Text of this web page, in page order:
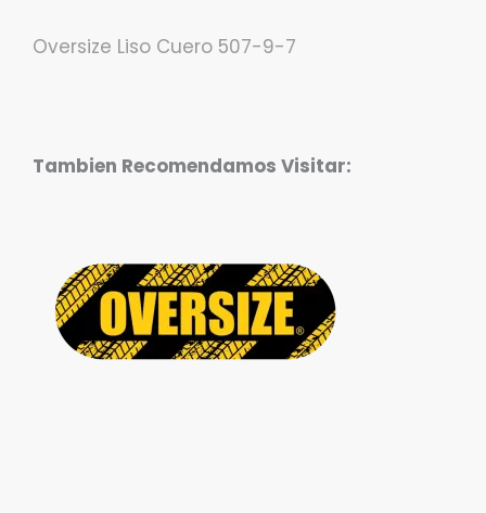
Oversize Liso Cuero 507-9-7
Tambien Recomendamos Visitar: